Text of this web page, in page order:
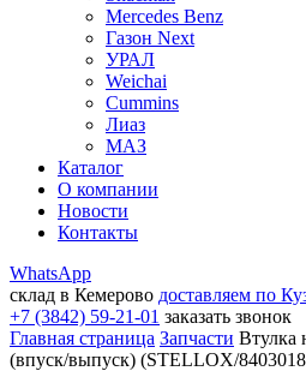
Mercedes Benz
Газон Next
УРАЛ
Weichai
Cummins
Лиаз
МАЗ
Каталог
О компании
Новости
Контакты
WhatsApp
склад в Кемерово доставляем по
+7 (3842) 59-21-01 заказать звонок
Главная страница Запчасти Втулка
(впуск/выпуск) (STELLOX/